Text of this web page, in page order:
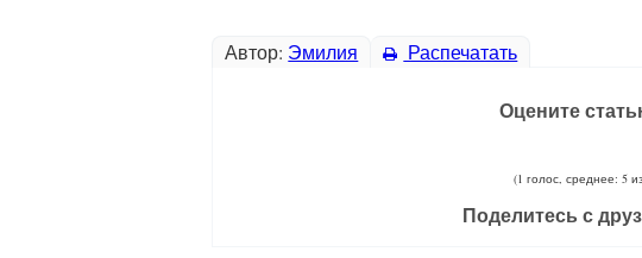
Автор: Эмилия Распечатать
Оцените
(1 голос, среднее: 5
Поделитесь с